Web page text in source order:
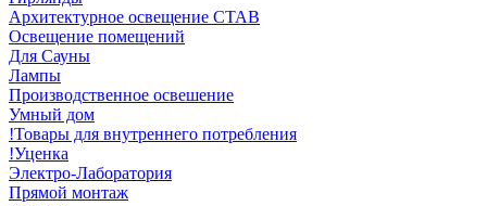
Архитектурное освещение СТАВ
Освещение помещений
Для Сауны
Лампы
Производственное освешение
Умный дом
!Товары для внутреннего потребления
!Уценка
Электро-Лаборатория
Прямой монтаж